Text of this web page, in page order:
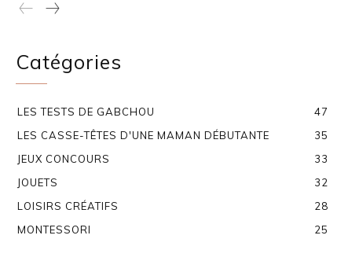
Catégories
LES TESTS DE GABCHOU
47
LES CASSE-TÊTES D'UNE MAMAN DÉBUTANTE
35
JEUX CONCOURS
33
JOUETS
32
LOISIRS CRÉATIFS
28
MONTESSORI
25